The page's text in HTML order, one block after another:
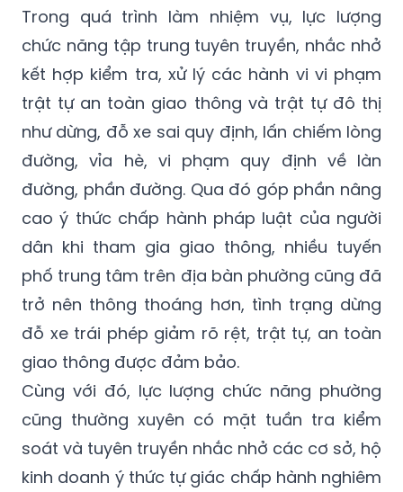
Trong quá trình làm nhiệm vụ, lực lượng
chức năng tập trung tuyên truyền, nhắc nhở
kết hợp kiểm tra, xử lý các hành vi vi phạm
trật tự an toàn giao thông và trật tự đô thị
như dừng, đỗ xe sai quy định, lấn chiếm lòng
đường, vỉa hè, vi phạm quy định về làn
đường, phần đường. Qua đó góp phần nâng
cao ý thức chấp hành pháp luật của người
dân khi tham gia giao thông, nhiều tuyến
phố trung tâm trên địa bàn phường cũng đã
trở nên thông thoáng hơn, tình trạng dừng
đỗ xe trái phép giảm rõ rệt, trật tự, an toàn
giao thông được đảm bảo.
Cùng với đó, lực lượng chức năng phường
cũng thường xuyên có mặt tuần tra kiểm
soát và tuyên truyền nhắc nhở các cơ sở, hộ
kinh doanh ý thức tự giác chấp hành nghiêm